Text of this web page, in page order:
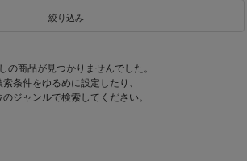
絞り込み
の商品が見つかりませんでした。
索条件をゆるめに設定したり、
のジャンルで検索してください。